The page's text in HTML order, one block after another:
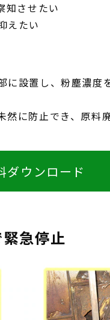
知させたい
えたい
に設置し、粉塵濃度
に防止でき、原料
ダウンロード
急停止